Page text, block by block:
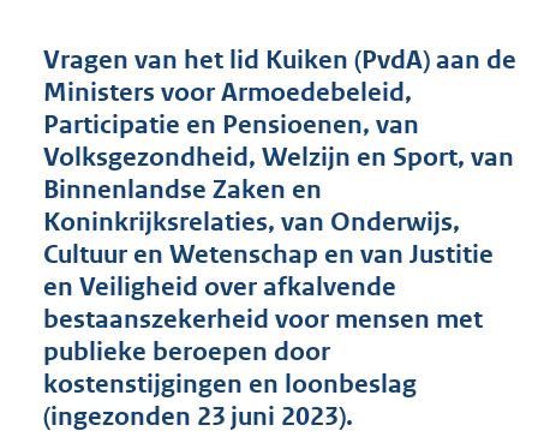
d
s
g
r
o
o
t
t
e
:
4
2
K
Vragen van het lid Kuiken (PvdA) aan de
Ministers voor Armoedebeleid,
Participatie en Pensioenen, van
Volksgezondheid, Welzijn en Sport, van
Binnenlandse Zaken en
Koninkrijksrelaties, van Onderwijs,
Cultuur en Wetenschap en van Justitie
en Veiligheid over afkalvende
bestaanszekerheid voor mensen met
publieke beroepen door
kostenstijgingen en loonbeslag
(ingezonden 23 juni 2023).